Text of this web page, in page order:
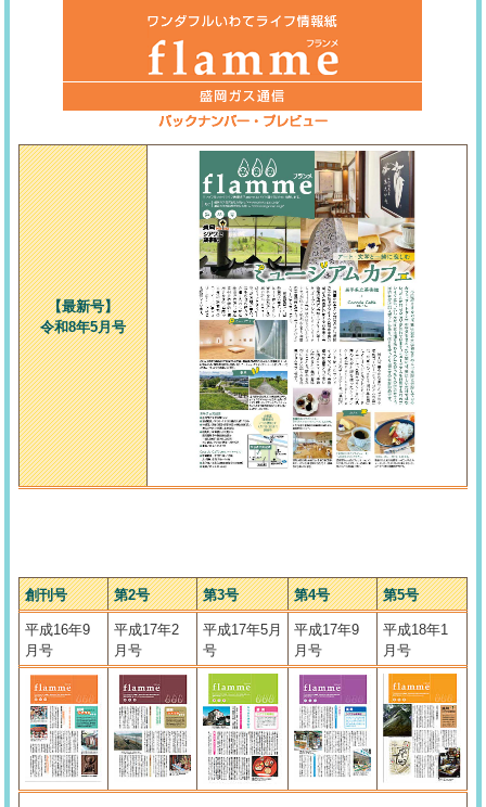
【最新号】
令和8年5月号
創刊号 第2号 第3号 第4号 第5号
平成16年9
月号
平成17年2
月号
平成17年5月
号
平成17年9
月号
平成18年1
月号